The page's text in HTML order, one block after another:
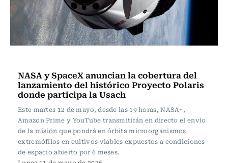
NASA y SpaceX anuncian la cobertura del
lanzamiento del histórico Proyecto Polaris
donde participa la Usach
Este martes 12 de mayo, desde las 19 horas, NASA+,
Amazon Prime y YouTube transmitirán en directo el envío
de la misión que pondrá en órbita microorganismos
extremófilos en cultivos viables expuestos a condiciones
de espacio abierto por 6 meses.